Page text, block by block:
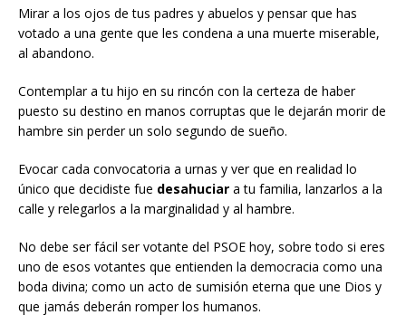
Mirar a los ojos de tus padres y abuelos y pensar que has
votado a una gente que les condena a una muerte miserable,
al abandono.
Contemplar a tu hijo en su rincón con la certeza de haber
puesto su destino en manos corruptas que le dejarán morir de
hambre sin perder un solo segundo de sueño.
Evocar cada convocatoria a urnas y ver que en realidad lo
único que decidiste fue desahuciar a tu familia, lanzarlos a la
calle y relegarlos a la marginalidad y al hambre.
No debe ser fácil ser votante del PSOE hoy, sobre todo si eres
uno de esos votantes que entienden la democracia como una
boda divina; como un acto de sumisión eterna que une Dios y
que jamás deberán romper los humanos.